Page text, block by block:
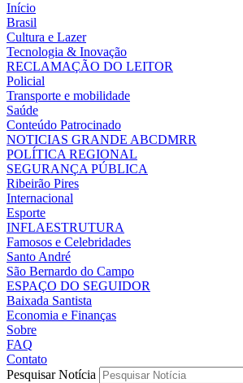
Início
Brasil
Cultura e Lazer
Tecnologia & Inovação
RECLAMAÇÃO DO LEITOR
Policial
Transporte e mobilidade
Saúde
Conteúdo Patrocinado
NOTICIAS GRANDE ABCDMRR
POLÍTICA REGIONAL
SEGURANÇA PÚBLICA
Ribeirão Pires
Internacional
Esporte
INFLAESTRUTURA
Famosos e Celebridades
Santo André
São Bernardo do Campo
ESPAÇO DO SEGUIDOR
Baixada Santista
Economia e Finanças
Sobre
FAQ
Contato
Pesquisar Notícia